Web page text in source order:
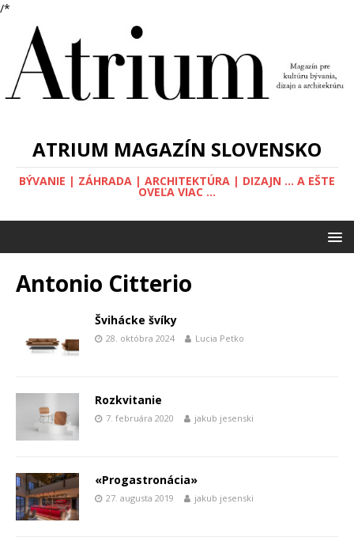
/*
ATRIUM MAGAZÍN SLOVENSKO
BÝVANIE | ZÁHRADA | ARCHITEKTÚRA | DIZAJN ... A EŠTE
OVEĽA VIAC ...
Antonio Citterio
Švihácke švíky
28. októbra 2024 Lucia Petko
Rozkvitanie
7. februára 2020 jakub jesenski
«Progastronácia»
27. augusta 2019 jakub jesenski